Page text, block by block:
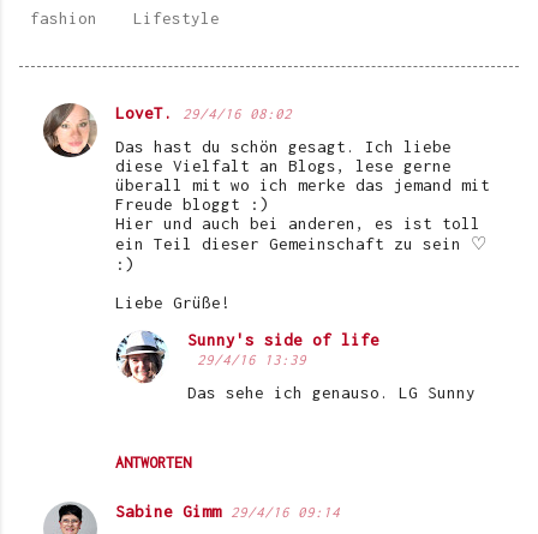
fashion Lifestyle
K
LoveT. 29/4/16 08:02
Das hast du schön gesagt. Ich liebe
diese Vielfalt an Blogs, lese gerne
überall mit wo ich merke das jemand mit
Freude bloggt :)
Hier und auch bei anderen, es ist toll
ein Teil dieser Gemeinschaft zu sein ♡
:)
Liebe Grüße!
ANTWORTEN
Sunny's side of life
29/4/16 13:39
Das sehe ich genauso. LG Sunny
Sabine Gimm 29/4/16 09:14